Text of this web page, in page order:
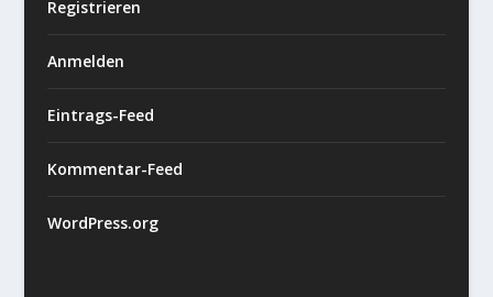
Registrieren
Anmelden
Eintrags-Feed
Kommentar-Feed
WordPress.org